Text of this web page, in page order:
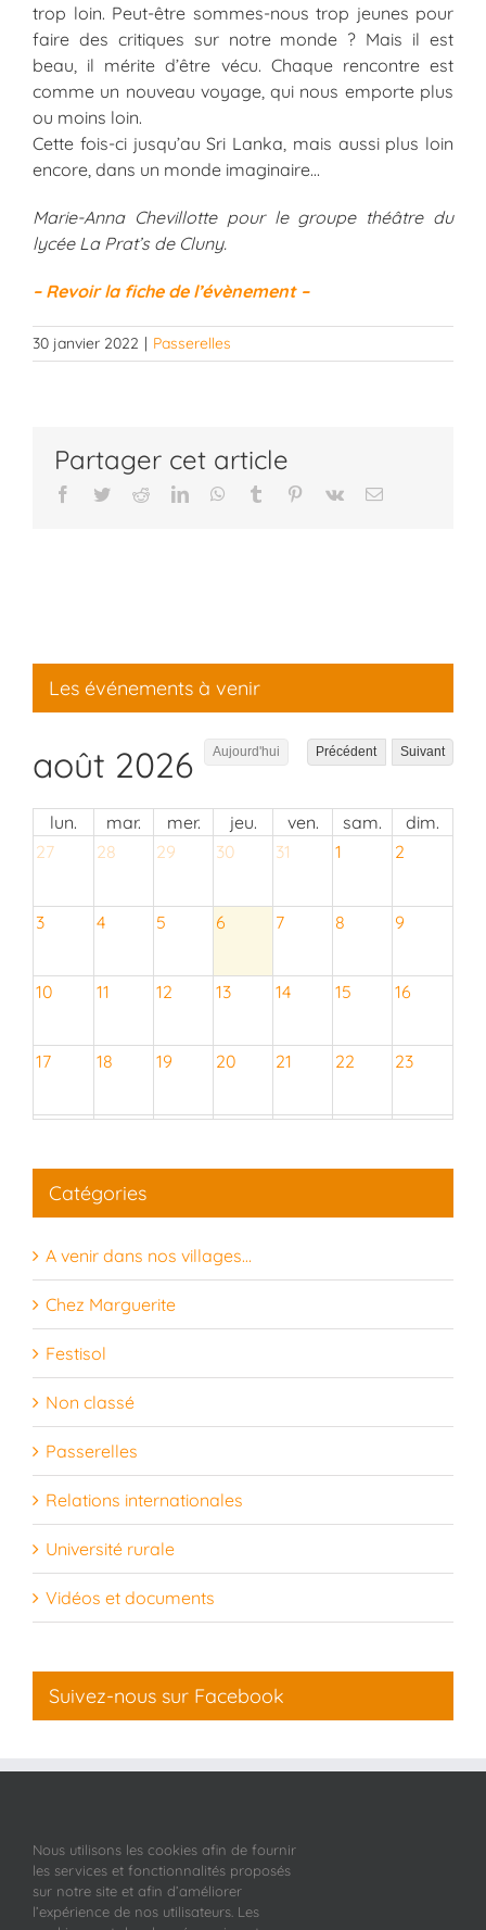
trop loin. Peut-être sommes-nous trop jeunes pour
faire des critiques sur notre monde ? Mais il est
beau, il mérite d’être vécu. Chaque rencontre est
comme un nouveau voyage, qui nous emporte plus
ou moins loin.
Cette fois-ci jusqu’au Sri Lanka, mais aussi plus loin
encore, dans un monde imaginaire…
Marie-Anna Chevillotte pour le groupe théâtre du
lycée La Prat’s de Cluny.
– Revoir la fiche de l’évènement –
30 janvier 2022 | Passerelles
Partager cet article
Facebook
TwitterRedditLinkedInWhatsApp
Tumblr Pinterest
Vk Email
Les événements à venir
août 2026 Aujourd'hui Précédent Suivant
lun. mar. mer. jeu. ven. sam.
dim.
27
28 29 30 31 1 2
3 4 5 6 7 8 9
10 11 12 13 14 15 16
17 18 19 20 21 22 23
31 1
Catégories
A venir dans nos villages…
Chez Marguerite
Festisol
Non classé
Passerelles
Relations internationales
Université rurale
Vidéos et documents
Suivez-nous sur Facebook
Nous utilisons les cookies afin de fournir
les services et fonctionnalités proposés
sur notre site et afin d’améliorer
l’expérience de nos utilisateurs. Les